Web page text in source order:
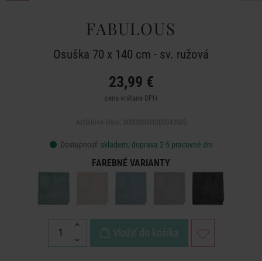
FABULOUS
Osuška 70 x 140 cm - sv. ružová
23,99 €
cena vrátane DPH
Dostupnosť: skladem, doprava 2-5 pracovné dni
FAREBNÉ VARIANTY
Vložiť do košíka